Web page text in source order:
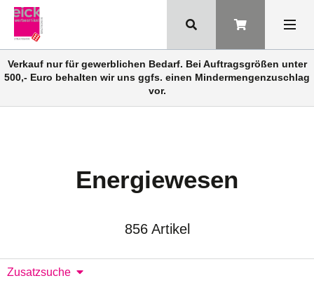
Verkauf nur für gewerblichen Bedarf. Bei Auftragsgrößen unter
500,- Euro behalten wir uns ggfs. einen Mindermengenzuschlag
vor.
Energiewesen
856 Artikel
Zusatzsuche